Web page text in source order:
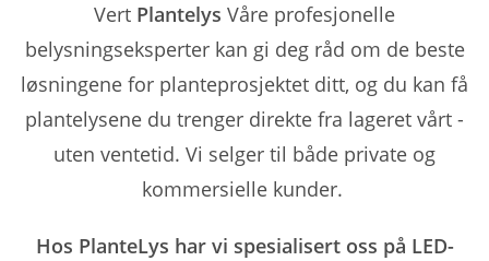
Vert Plantelys Våre profesjonelle
belysningseksperter kan gi deg råd om de beste
løsningene for planteprosjektet ditt, og du kan få
plantelysene du trenger direkte fra lageret vårt -
uten ventetid. Vi selger til både private og
kommersielle kunder.
Hos PlanteLys har vi spesialisert oss på LED-